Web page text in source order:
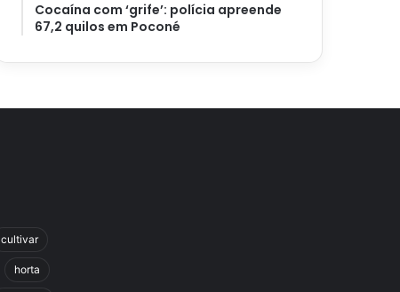
Cocaína com ‘grife’: polícia apreende
67,2 quilos em Poconé
cultivar
horta